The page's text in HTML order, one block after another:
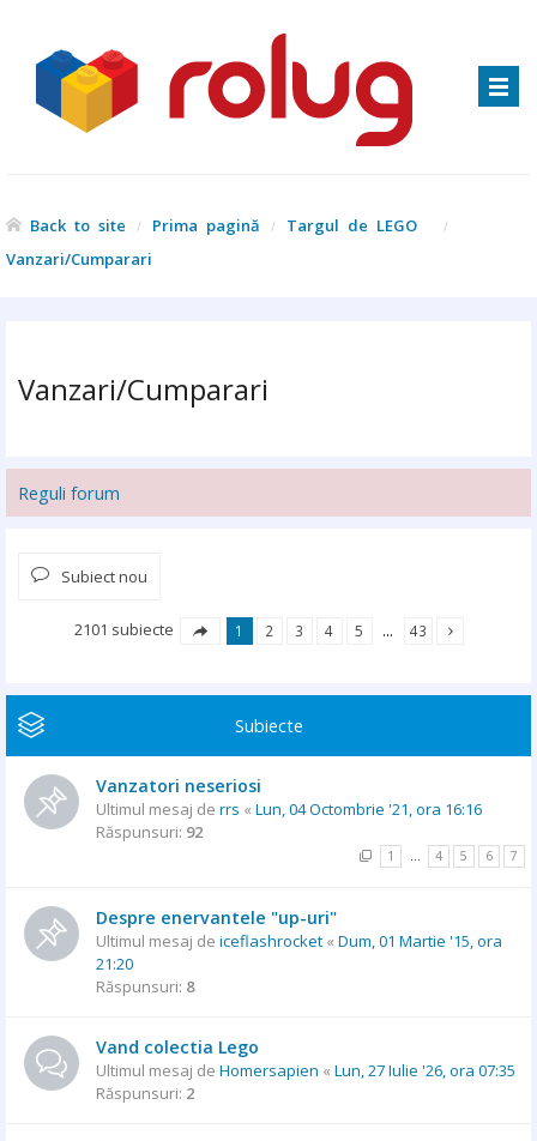
Back to site Prima pagină Targul de LEGO®
Vanzari/Cumparari
Vanzari/Cumparari
Reguli forum
Subiect nou
2101 subiecte 1 2 3 4 5 … 43
Subiecte
Vanzatori neseriosi
Ultimul mesaj de rrs « Lun, 04 Octombrie '21, ora 16:16
Răspunsuri: 92
1 … 4 5 6 7
Despre enervantele "up-uri"
Ultimul mesaj de iceflashrocket « Dum, 01 Martie '15, ora
21:20
Răspunsuri: 8
Vand colectia Lego
Ultimul mesaj de Homersapien « Lun, 27 Iulie '26, ora 07:35
Răspunsuri: 2